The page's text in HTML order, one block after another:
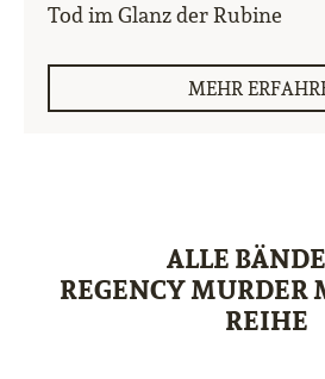
Tod im Glanz der Rubine
MEHR
ALLE
REGENCY MURDER
REIHE